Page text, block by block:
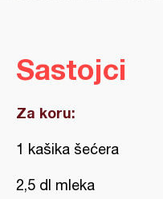
Sastojci
Za koru:
1 kašika šećera
2,5 dl mleka